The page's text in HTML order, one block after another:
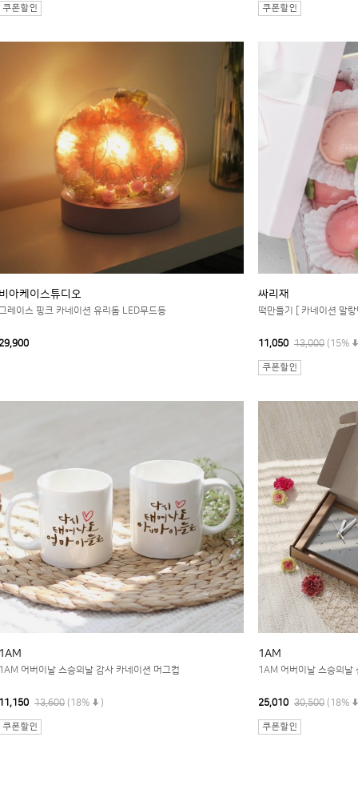
아케이스튜디오
레이스 핑크 카네이션 유리돔 LED무드등
싸리재
떡만들기 [ 카네이션 말
11,050 13,000 (15%
어버이날 스승의날 감사 카네이션 머그컵
13,600 (18% )
1AM
1AM 어버이날 스승의날
25,010 30,500 (18%